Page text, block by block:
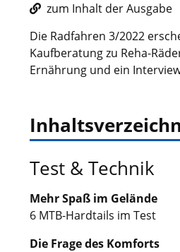
zum Inhalt der Ausgabe
Die Radfahren 3/2022
Kaufberatung zu Reha-
Ernährung und ein
Test & Technik
Mehr Spaß im Gelände
6 MTB-Hardtails im Test
Die Frage des Komforts